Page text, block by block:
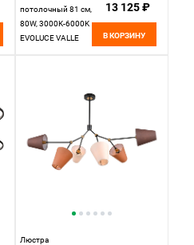
потолочный 81 см,
80W, 3000K-6000K
EVOLUCE VALLE
13 125 ₽
В КОРЗИНУ
Люстра